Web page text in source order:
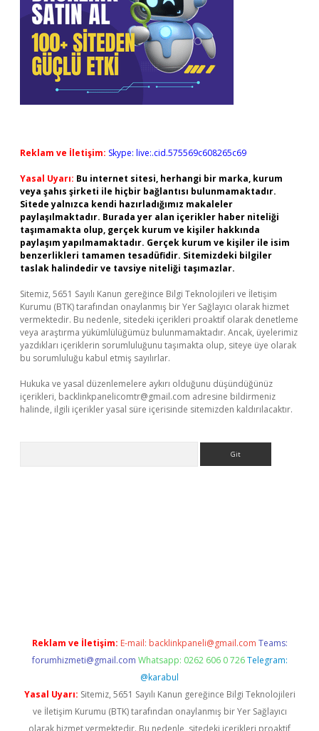
Reklam ve İletişim: Skype: live:.cid.575569c608265c69
Yasal Uyarı: Bu internet sitesi, herhangi bir marka, kurum
veya şahıs şirketi ile hiçbir bağlantısı bulunmamaktadır.
Sitede yalnızca kendi hazırladığımız makaleler
paylaşılmaktadır. Burada yer alan içerikler haber niteliği
taşımamakta olup, gerçek kurum ve kişiler hakkında
paylaşım yapılmamaktadır. Gerçek kurum ve kişiler ile isim
benzerlikleri tamamen tesadüfidir. Sitemizdeki bilgiler
taslak halindedir ve tavsiye niteliği taşımazlar.
Sitemiz, 5651 Sayılı Kanun gereğince Bilgi Teknolojileri ve İletişim
Kurumu (BTK) tarafından onaylanmış bir Yer Sağlayıcı olarak hizmet
vermektedir. Bu nedenle, sitedeki içerikleri proaktif olarak denetleme
veya araştırma yükümlülüğümüz bulunmamaktadır. Ancak, üyelerimiz
yazdıkları içeriklerin sorumluluğunu taşımakta olup, siteye üye olarak
bu sorumluluğu kabul etmiş sayılırlar.
Hukuka ve yasal düzenlemelere aykırı olduğunu düşündüğünüz
içerikleri, backlinkpanelicomtr@gmail.com adresine bildirmeniz
halinde, ilgili içerikler yasal süre içerisinde sitemizden kaldırılacaktır.
Reklam ve İletişim: E-mail: backlinkpaneli@gmail.com Teams:
forumhizmeti@gmail.com Whatsapp: 0262 606 0 726 Telegram:
@karabul
Yasal Uyarı: Sitemiz, 5651 Sayılı Kanun gereğince Bilgi Teknolojileri
ve İletişim Kurumu (BTK) tarafından onaylanmış bir Yer Sağlayıcı
olarak hizmet vermektedir. Bu nedenle, sitedeki içerikleri proaktif